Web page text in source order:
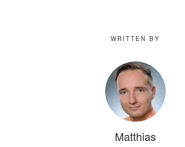
WRITTEN BY
Matthias